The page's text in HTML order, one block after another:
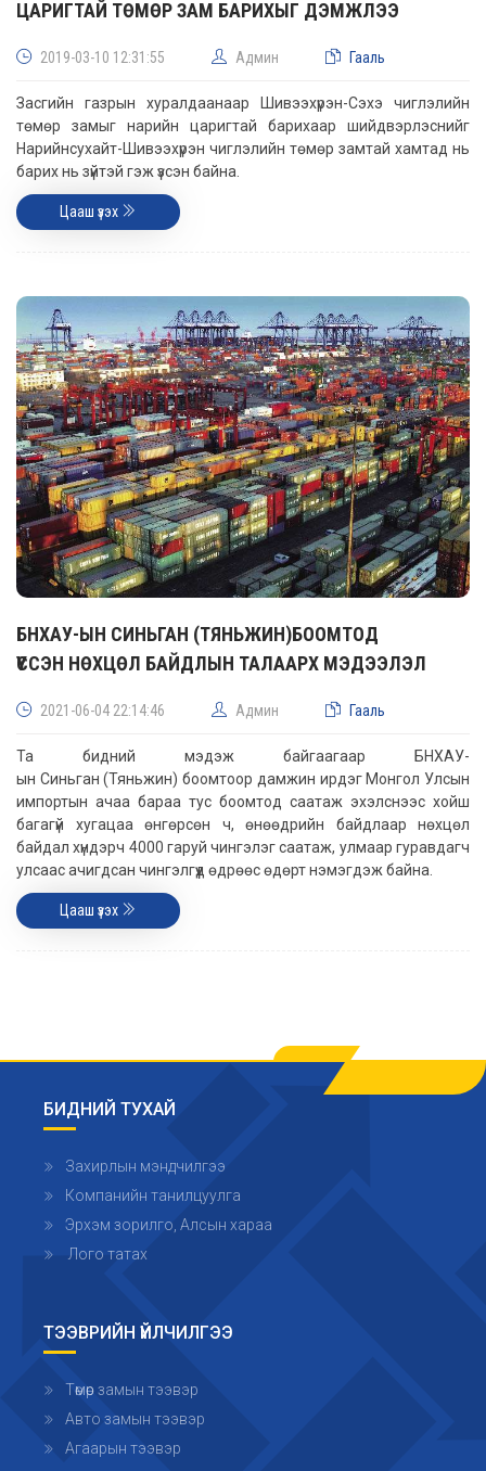
ЦАРИГТАЙ ТӨМӨР ЗАМ БАРИХЫГ ДЭМЖЛЭЭ
2019-03-10 12:31:55 Админ Гааль
Засгийн газрын хуралдаанаар Шивээхүрэн-Сэхэ чиглэлийн
төмөр замыг нарийн царигтай барихаар шийдвэрлэснийг
Нарийнсухайт-Шивээхүрэн чиглэлийн төмөр замтай хамтад нь
барих нь зүйтэй гэж үзсэн байна.
Цааш үзэх
БНХАУ-ЫН СИНЬГАН (ТЯНЬЖИН)БООМТОД
ҮҮССЭН НӨХЦӨЛ БАЙДЛЫН ТАЛААРХ МЭДЭЭЛЭЛ
2021-06-04 22:14:46 Админ Гааль
Та бидний мэдэж байгаагаар БНХАУ-
ын Синьган (Тяньжин) боомтоор дамжин ирдэг Монгол Улсын
импортын ачаа бараа тус боомтод саатаж эхэлснээс хойш
багагүй хугацаа өнгөрсөн ч, өнөөдрийн байдлаар нөхцөл
байдал хүндэрч 4000 гаруй чингэлэг саатаж, улмаар гуравдагч
улсаас ачигдсан чингэлгүүд өдрөөс өдөрт нэмэгдэж байна.
Цааш үзэх
БИДНИЙ ТУХАЙ
Захирлын мэндчилгээ
Компанийн танилцуулга
Эрхэм зорилго, Алсын хараа
Лого татах
ТЭЭВРИЙН ҮЙЛЧИЛГЭЭ
Төмөр замын тээвэр
Авто замын тээвэр
Агаарын тээвэр